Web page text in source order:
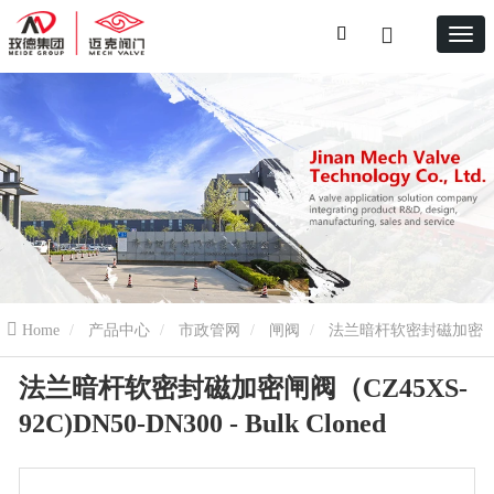
Home 产品中心 市政管网 闸阀
闸阀（CZ45XS-92C)DN50-DN300 - Bulk Cloned
法兰暗杆软密封磁加密闸阀（CZ45XS-
92C)DN50-DN300 - Bulk Cloned